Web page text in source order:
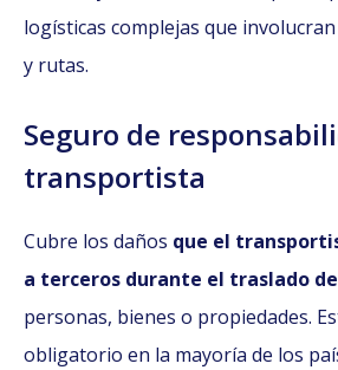
logísticas complejas que
y rutas.
Seguro de
transportista
Cubre los daños que el
a terceros durante el traslado
personas, bienes o propiedades.
obligatorio en la mayoría de los